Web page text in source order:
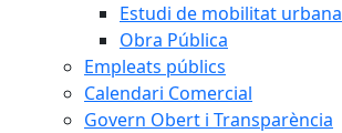
Estudi de mobilitat urbana
Obra Pública
Empleats públics
Calendari Comercial
Govern Obert i Transparència